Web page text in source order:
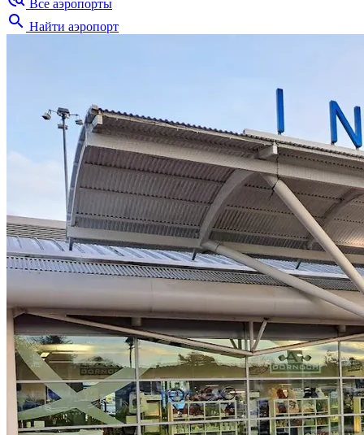
Все аэропорты
search Найти аэропорт